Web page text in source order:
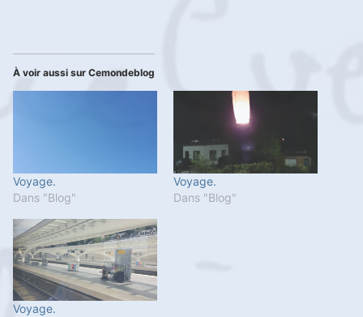
À voir aussi sur Cemondeblog
Voyage.
Dans "Blog"
Voyage.
Dans "Blog"
Voyage.